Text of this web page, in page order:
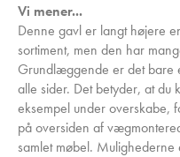
Vi mener...
Denne gavl er langt højere
sortiment, men den har
Grundlæggende er det bare
alle sider. Det betyder, at du
eksempel under overskabe,
på oversiden af
samlet møbel. Mulighederne